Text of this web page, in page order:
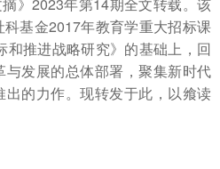
基金2017年教育学重大招标课
和推进战略研究》的基础上，回
发展的总体部署，聚集新时代
的力作。现转发于此，以飨读